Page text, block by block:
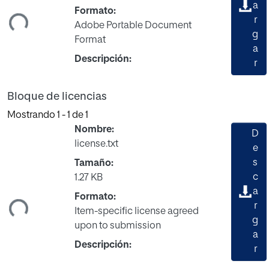
Formato:
Adobe Portable Document
Format
Descripción:
a
r
g
a
r
Bloque de licencias
Mostrando 1 - 1 de 1
Nombre:
license.txt
Tamaño:
1.27 KB
Formato:
Item-specific license agreed
upon to submission
Descripción:
D
e
s
c
a
r
g
a
r